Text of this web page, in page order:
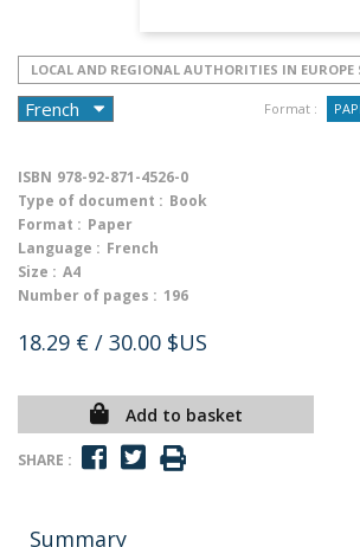
LOCAL AND REGIONAL AUTHORITIES IN EUROPE
Format :
ISBN 978-92-871-4526-0
Type of document : Book
Format : Paper
Language : French
Size : A4
Number of pages : 196
18.29 € / 30.00 $US
Add to basket
SHARE :
Summary